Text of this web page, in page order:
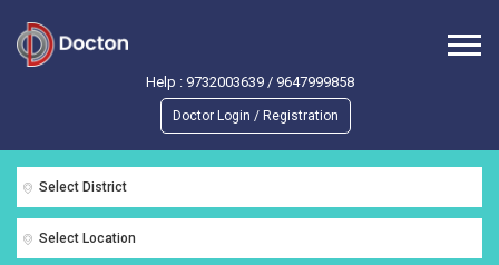
Help : 9732003639/ 9647999858
Doctor Login / Registration
Select District
Select Location